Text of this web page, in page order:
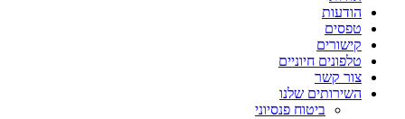
הודעות
טפסים
קישורים
טלפונים חיוניים
צור קשר
השירותים שלנו
ביטוח פנסיוני